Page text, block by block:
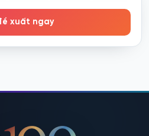
xuất ngay